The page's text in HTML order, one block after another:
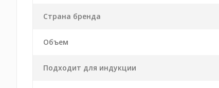
Страна бренда
Объем
Подходит для индукции